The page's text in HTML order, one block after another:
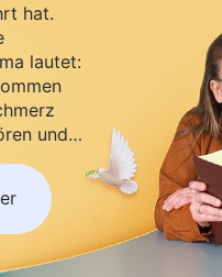
hat.
lautet:
und